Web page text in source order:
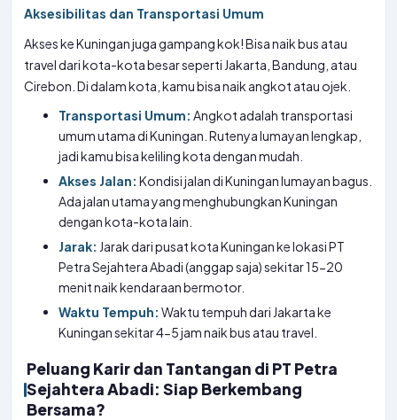
Aksesibilitas dan Transportasi Umum
Akses ke Kuningan juga gampang kok! Bisa naik bus atau
travel dari kota-kota besar seperti Jakarta, Bandung, atau
Cirebon. Di dalam kota, kamu bisa naik angkot atau ojek.
Transportasi Umum: Angkot adalah transportasi
umum utama di Kuningan. Rutenya lumayan lengkap,
jadi kamu bisa keliling kota dengan mudah.
Akses Jalan: Kondisi jalan di Kuningan lumayan bagus.
Ada jalan utama yang menghubungkan Kuningan
dengan kota-kota lain.
Jarak: Jarak dari pusat kota Kuningan ke lokasi PT
Petra Sejahtera Abadi (anggap saja) sekitar 15-20
menit naik kendaraan bermotor.
Waktu Tempuh: Waktu tempuh dari Jakarta ke
Kuningan sekitar 4-5 jam naik bus atau travel.
Peluang Karir dan Tantangan di PT Petra
Sejahtera Abadi: Siap Berkembang
Bersama?